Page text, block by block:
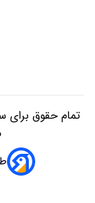
تأثیر پنهانی
تمام حقوق برای